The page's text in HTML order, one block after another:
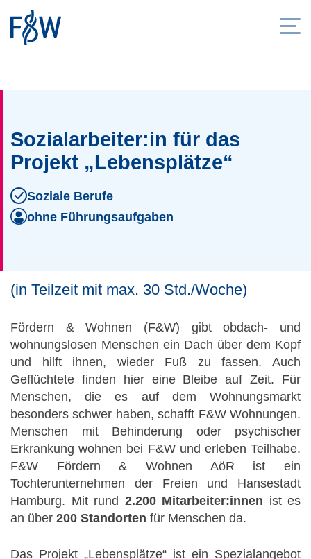
Sozialarbeiter:in für das
Projekt „Lebensplätze“
Soziale Berufe
ohne Führungsaufgaben
(in Teilzeit mit max. 30 Std./Woche)
Fördern & Wohnen (F&W) gibt obdach- und
wohnungslosen Menschen ein Dach über dem Kopf
und hilft ihnen, wieder Fuß zu fassen. Auch
Geflüchtete finden hier eine Bleibe auf Zeit. Für
Menschen, die es auf dem Wohnungsmarkt
besonders schwer haben, schafft F&W Wohnungen.
Menschen mit Behinderung oder psychischer
Erkrankung wohnen bei F&W und erleben Teilhabe.
F&W Fördern & Wohnen AöR ist ein
Tochterunternehmen der Freien und Hansestadt
Hamburg. Mit rund 2.200 Mitarbeiter:innen ist es
an über 200 Standorten für Menschen da.
Das Projekt „Lebensplätze“ ist ein Spezialangebot